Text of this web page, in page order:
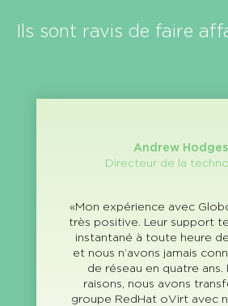
Ils sont ravis de faire
Andrew Hodges
Directeur de la
«Mon expérience avec
très positive. Leur support
instantané à toute heure
et nous n’avons jamais
de réseau en quatre ans.
raisons, nous avons
groupe RedHat oVirt avec